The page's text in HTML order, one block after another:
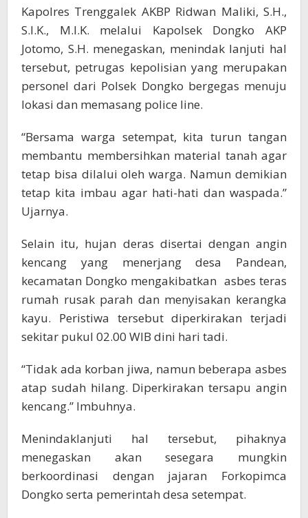
Kapolres Trenggalek AKBP Ridwan Maliki, S.H.,
S.I.K., M.I.K. melalui Kapolsek Dongko AKP
Jotomo, S.H. menegaskan, menindak lanjuti hal
tersebut, petrugas kepolisian yang merupakan
personel dari Polsek Dongko bergegas menuju
lokasi dan memasang police line.
“Bersama warga setempat, kita turun tangan
membantu membersihkan material tanah agar
tetap bisa dilalui oleh warga. Namun demikian
tetap kita imbau agar hati-hati dan waspada.”
Ujarnya.
Selain itu, hujan deras disertai dengan angin
kencang yang menerjang desa Pandean,
kecamatan Dongko mengakibatkan asbes teras
rumah rusak parah dan menyisakan kerangka
kayu. Peristiwa tersebut diperkirakan terjadi
sekitar pukul 02.00 WIB dini hari tadi.
“Tidak ada korban jiwa, namun beberapa asbes
atap sudah hilang. Diperkirakan tersapu angin
kencang.” Imbuhnya.
Menindaklanjuti hal tersebut, pihaknya
menegaskan akan sesegara mungkin
berkoordinasi dengan jajaran Forkopimca
Dongko serta pemerintah desa setempat.